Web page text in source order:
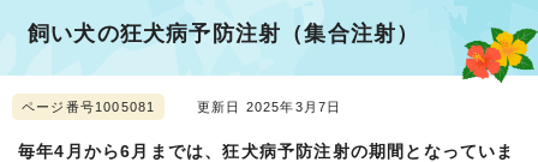
飼い犬の狂犬病予防注射（集合注射）
ページ番号1005081 更新日 2025年3月7日
毎年4月から6月までは、狂犬病予防注射の期間となっていま